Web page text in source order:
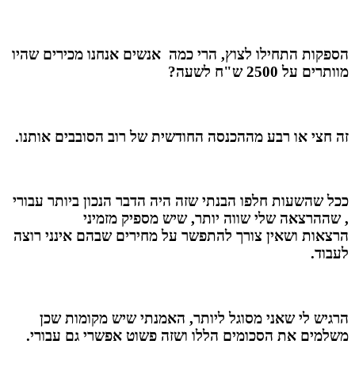
הספקות התחילו לצוץ, הרי כמה אנשים אנחנו מכירים שהיו
מוותרים על 2500 ש"ח לשעה?
זה חצי או רבע מההכנסה החודשית של רוב הסובבים אותנו.
ככל שהשעות חלפו הבנתי שזה היה הדבר הנכון ביותר עבורי
, שההרצאה שלישווה יותר, שיש מספיק מזמיני
הרצאות ושאין צורך להתפשר על מחירים שבהם אינני רוצה
לעבוד.
הרגיש לי שאני מסוגל ליותר, האמנתי שיש מקומות שכן
משלמים את הסכומים הללו ושזה פשוט אפשרי גם עבורי.